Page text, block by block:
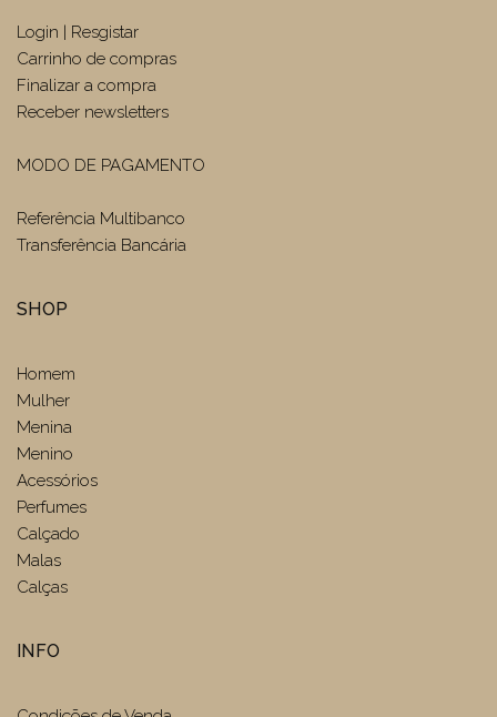
Login | Resgistar
Carrinho de compras
Finalizar a compra
Receber newsletters
MODO DE PAGAMENTO
Referência Multibanco
Transferência Bancária
SHOP
Homem
Mulher
Menina
Menino
Acessórios
Perfumes
Calçado
Malas
Calças
INFO